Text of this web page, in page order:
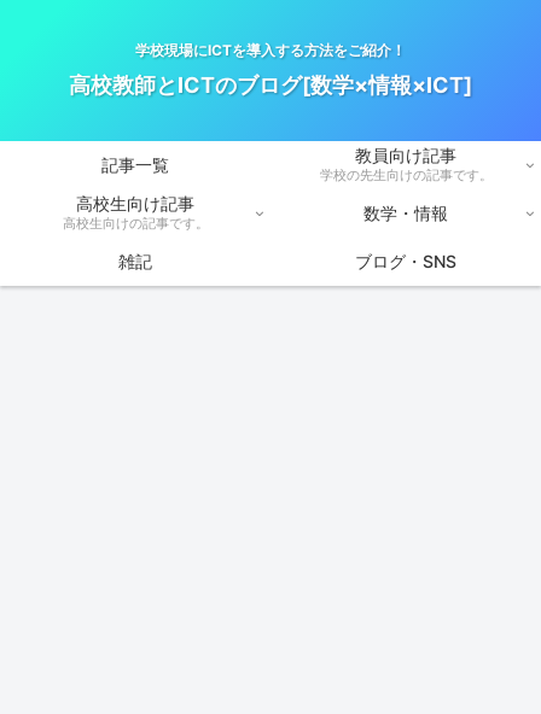
学校現場にICTを導入する方法をご紹介！
高校教師とICTのブログ[数学×情報×ICT]
記事一覧 教員向け記事
学校の先生向けの記事です。
高校生向け記事
高校生向けの記事です。 数学・情報
雑記 ブログ・SNS